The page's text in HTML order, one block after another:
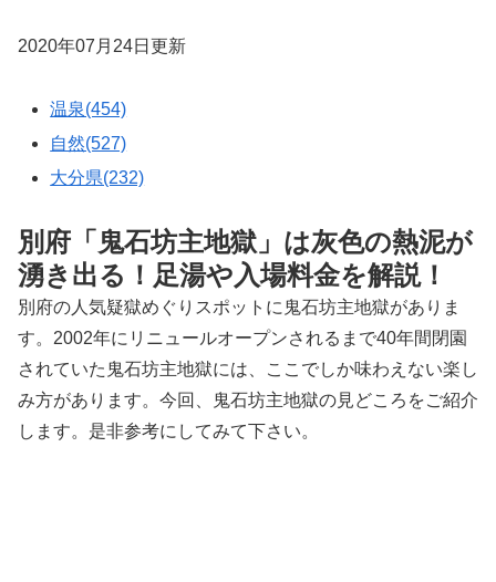
2020年07月24日更新
温泉(454)
自然(527)
大分県(232)
別府「鬼石坊主地獄」は灰色の熱泥が
湧き出る！足湯や入場料金を解説！
別府の人気疑獄めぐりスポットに鬼石坊主地獄がありま
す。2002年にリニュールオープンされるまで40年間閉園
されていた鬼石坊主地獄には、ここでしか味わえない楽し
み方があります。今回、鬼石坊主地獄の見どころをご紹介
します。是非参考にしてみて下さい。